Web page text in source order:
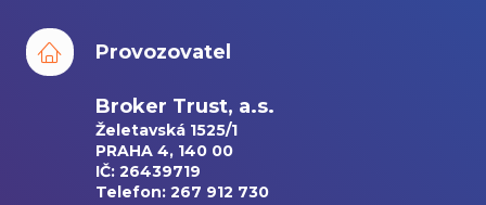
Provozovatel
Broker Trust, a.s.
Želetavská 1525/1
PRAHA 4, 140 00
IČ: 26439719
Telefon: 267 912 730